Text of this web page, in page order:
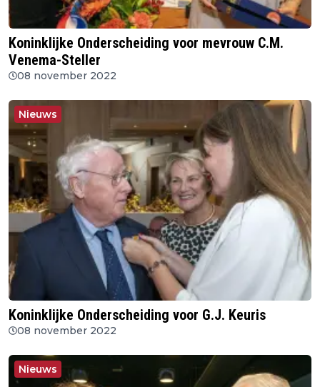
Koninklijke Onderscheiding voor mevrouw C.M.
Venema-Steller
08 november 2022
Nieuws
Koninklijke Onderscheiding voor G.J. Keuris
08 november 2022
Nieuws